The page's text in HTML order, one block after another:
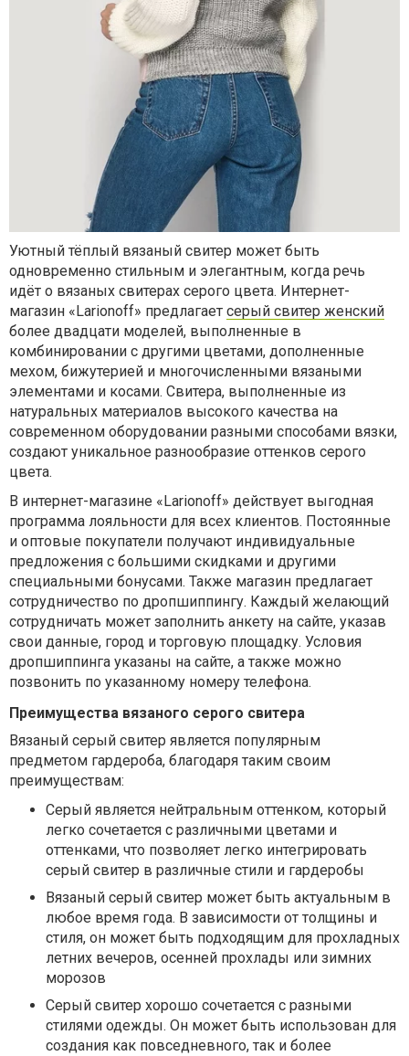
Уютный тёплый вязаный свитер может быть
одновременно стильным и элегантным, когда речь
идёт о вязаных свитерах серого цвета. Интернет-
магазин «Larionoff» предлагает серый свитер женский
более двадцати моделей, выполненные в
комбинировании с другими цветами, дополненные
мехом, бижутерией и многочисленными вязаными
элементами и косами. Свитера, выполненные из
натуральных материалов высокого качества на
современном оборудовании разными способами вязки,
создают уникальное разнообразие оттенков серого
цвета.
В интернет-магазине «Larionoff» действует выгодная
программа лояльности для всех клиентов. Постоянные
и оптовые покупатели получают индивидуальные
предложения с большими скидками и другими
специальными бонусами. Также магазин предлагает
сотрудничество по дропшиппингу. Каждый желающий
сотрудничать может заполнить анкету на сайте, указав
свои данные, город и торговую площадку. Условия
дропшиппинга указаны на сайте, а также можно
позвонить по указанному номеру телефона.
Преимущества вязаного серого свитера
Вязаный серый свитер является популярным
предметом гардероба, благодаря таким своим
преимуществам:
Серый является нейтральным оттенком, который
легко сочетается с различными цветами и
оттенками, что позволяет легко интегрировать
серый свитер в различные стили и гардеробы
Вязаный серый свитер может быть актуальным в
любое время года. В зависимости от толщины и
стиля, он может быть подходящим для прохладных
летних вечеров, осенней прохлады или зимних
морозов
Серый свитер хорошо сочетается с разными
стилями одежды. Он может быть использован для
создания как повседневного, так и более